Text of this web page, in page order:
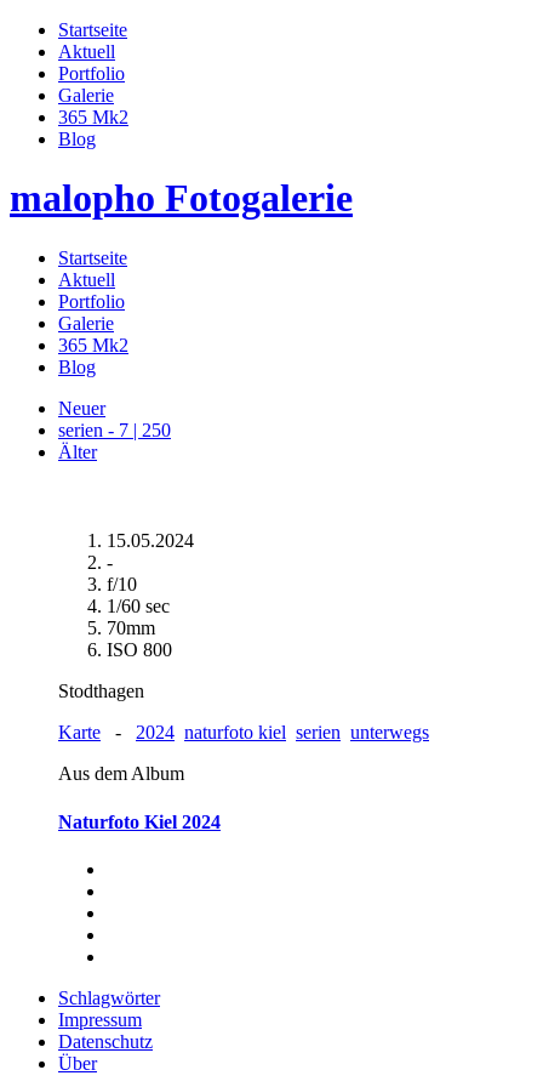
Startseite
Aktuell
Portfolio
Galerie
365 Mk2
Blog
malopho Fotogalerie
Startseite
Aktuell
Portfolio
Galerie
365 Mk2
Blog
Neuer
serien - 7 | 250
Älter
15.05.2024
-
f/10
1/60 sec
70mm
ISO 800
Stodthagen
Karte - 2024 naturfoto kiel serien unterwegs
Aus dem Album
Naturfoto Kiel 2024
Schlagwörter
Impressum
Datenschutz
Über